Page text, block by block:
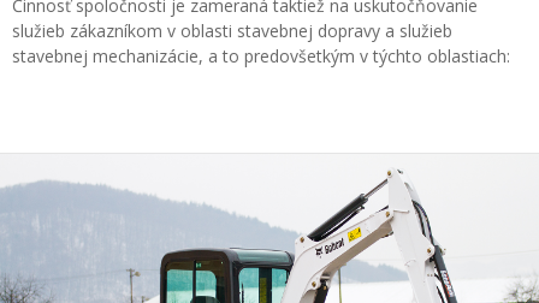
Činnosť spoločnosti je zameraná taktiež na uskutočňovanie
služieb zákazníkom v oblasti stavebnej dopravy a služieb
stavebnej mechanizácie, a to predovšetkým v týchto oblastiach: